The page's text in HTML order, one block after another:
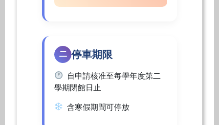
二 停車期限
自申請核准至每學年度第二
學期閉館日止
含寒假期間可停放